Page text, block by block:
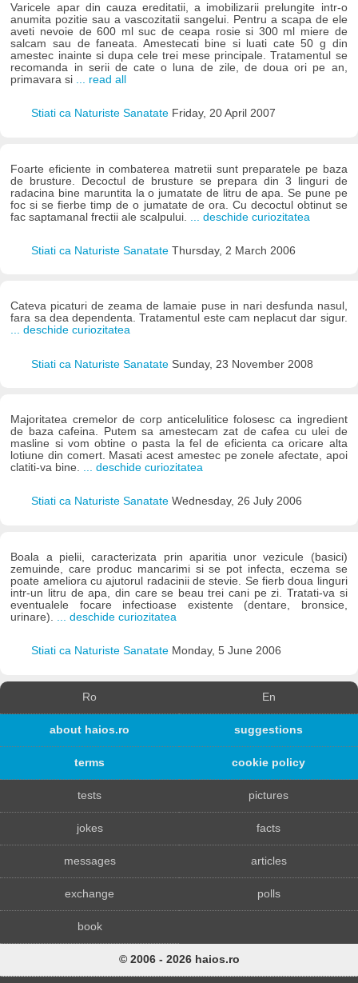
Varicele apar din cauza ereditatii, a imobilizarii prelungite intr-o
anumita pozitie sau a vascozitatii sangelui. Pentru a scapa de ele
aveti nevoie de 600 ml suc de ceapa rosie si 300 ml miere de
salcam sau de faneata. Amestecati bine si luati cate 50 g din
amestec inainte si dupa cele trei mese principale. Tratamentul se
recomanda in serii de cate o luna de zile, de doua ori pe an,
primavara si
... read all
Stiati ca Naturiste Sanatate Friday, 20 April 2007
Foarte eficiente in combaterea matretii sunt preparatele pe baza
de brusture. Decoctul de brusture se prepara din 3 linguri de
radacina bine maruntita la o jumatate de litru de apa. Se pune pe
foc si se fierbe timp de o jumatate de ora. Cu decoctul obtinut se
fac saptamanal frectii ale scalpului.
... deschide curiozitatea
Stiati ca Naturiste Sanatate Thursday, 2 March 2006
Cateva picaturi de zeama de lamaie puse in nari desfunda nasul,
fara sa dea dependenta. Tratamentul este cam neplacut dar sigur.
... deschide curiozitatea
Stiati ca Naturiste Sanatate Sunday, 23 November 2008
Majoritatea cremelor de corp anticelulitice folosesc ca ingredient
de baza cafeina. Putem sa amestecam zat de cafea cu ulei de
masline si vom obtine o pasta la fel de eficienta ca oricare alta
lotiune din comert. Masati acest amestec pe zonele afectate, apoi
clatiti-va bine. ... deschide curiozitatea
Stiati ca Naturiste Sanatate Wednesday, 26 July 2006
Boala a pielii, caracterizata prin aparitia unor vezicule (basici)
zemuinde, care produc mancarimi si se pot infecta, eczema se
poate ameliora cu ajutorul radacinii de stevie. Se fierb doua linguri
intr-un litru de apa, din care se beau trei cani pe zi. Tratati-va si
eventualele focare infectioase existente (dentare, bronsice,
urinare).
... deschide curiozitatea
Stiati ca Naturiste Sanatate Monday, 5 June 2006
Ro En
about haios.ro suggestions
terms cookie policy
tests pictures
jokes facts
messages articles
exchange polls
book
© 2006 - 2026 haios.ro